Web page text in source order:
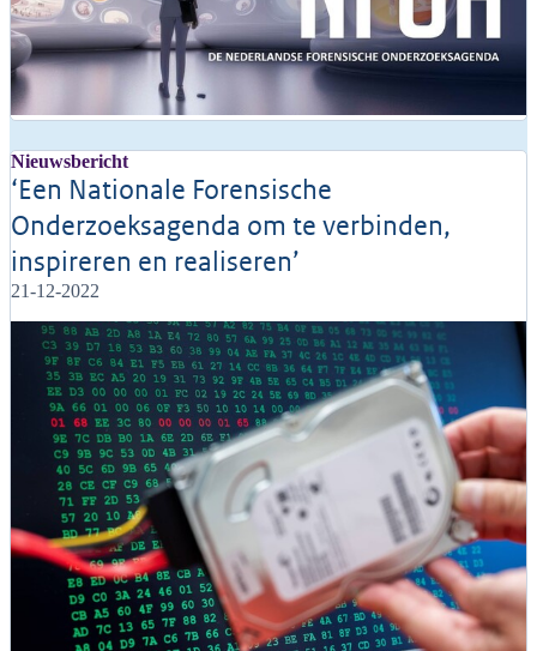
Nieuwsbericht
‘Een Nationale Forensische
Onderzoeksagenda om te verbinden,
inspireren en realiseren’
21-12-2022